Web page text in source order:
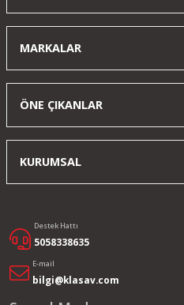
MARKALAR
ÖNE ÇIKANLAR
KURUMSAL
Destek Hattı
5058338635
E-mail
bilgi@klasav.com